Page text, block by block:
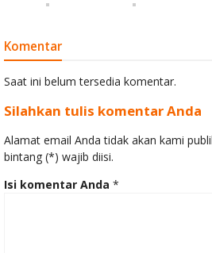
Komentar
Saat ini belum tersedia komentar.
Silahkan tulis komentar Anda
Alamat email Anda tidak akan kami
bintang (*) wajib diisi.
Isi komentar Anda *